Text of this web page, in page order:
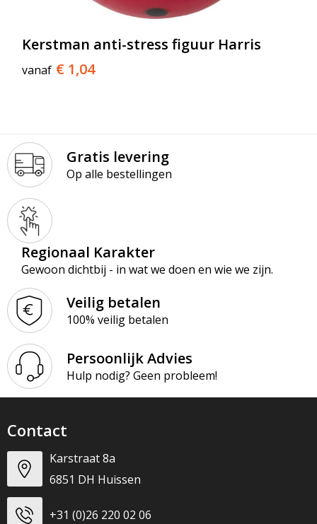
Veiligheidsvesten en Veiligheidshesjes
Vesten
Gehoorbescherming
Kerstman anti-stress figuur Harris
vanaf € 1,04
Gratis levering
Op alle bestellingen
Regionaal Karakter
Gewoon dichtbij - in wat we doen en wie we zijn.
Veilig betalen
100% veilig betalen
Persoonlijk Advies
Hulp nodig? Geen probleem!
Contact
Karstraat 8a
6851 DH Huissen
+31 (0)26 220 02 06